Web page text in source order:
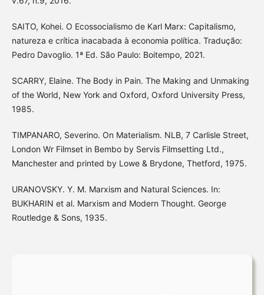
SAITO, Kohei. O Ecossocialismo de Karl Marx: Capitalismo,
natureza e crítica inacabada à economia política. Tradução:
Pedro Davoglio. 1ª Ed. São Paulo: Boitempo, 2021.
SCARRY, Elaine. The Body in Pain. The Making and Unmaking
of the World, New York and Oxford, Oxford University Press,
1985.
TIMPANARO, Severino. On Materialism. NLB, 7 Carlisle Street,
London Wr Filmset in Bembo by Servis Filmsetting Ltd.,
Manchester and printed by Lowe & Brydone, Thetford, 1975.
URANOVSKY. Y. M. Marxism and Natural Sciences. In:
BUKHARIN et al. Marxism and Modern Thought. George
Routledge & Sons, 1935.